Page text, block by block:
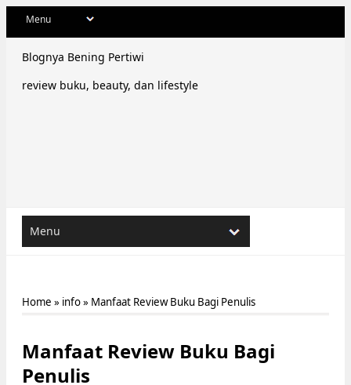
Blognya Bening Pertiwi
review buku, beauty, dan lifestyle
Home » info» Manfaat Review Buku Bagi Penulis
Manfaat Review Buku Bagi
Penulis